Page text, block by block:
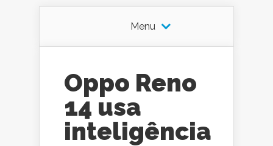
Menu
Oppo Reno
14 usa
inteligência